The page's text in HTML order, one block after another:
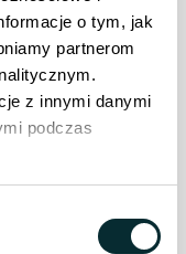
o tym, jak
partnerom
z innymi danymi
podczas
deg
177